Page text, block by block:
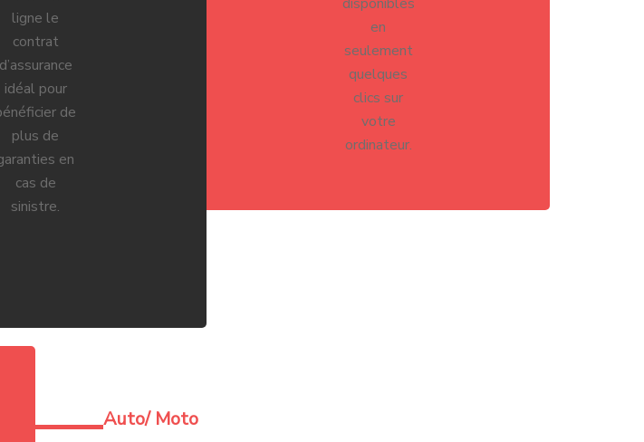
ligne le
contrat
d’assurance
idéal pour
de
plus de
en
cas de
sinistre.
en
seulement
quelques
clics sur
votre
ordinateur.
Auto/ Moto